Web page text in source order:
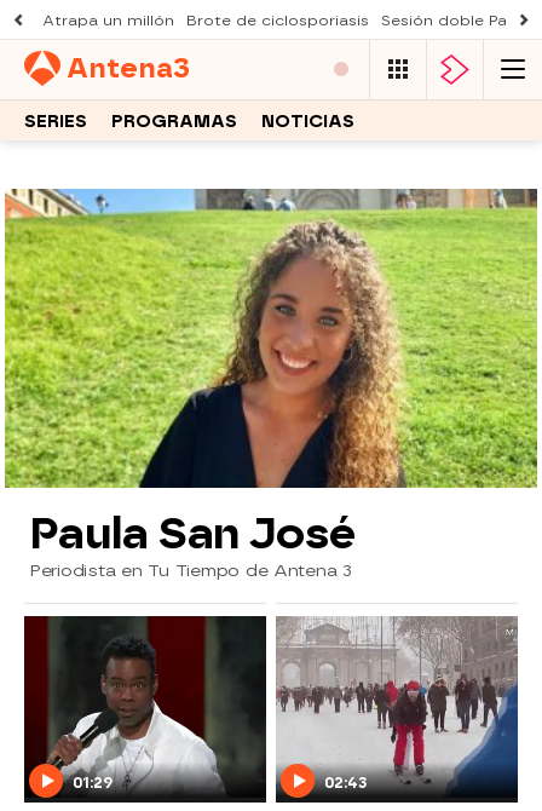
Atrapa un millón Brote de ciclosporiasis Sesión doble
Antena3
SERIES PROGRAMAS NOTICIAS
Paula San José
Periodista en Tu Tiempo de Antena 3
01:29 02:43